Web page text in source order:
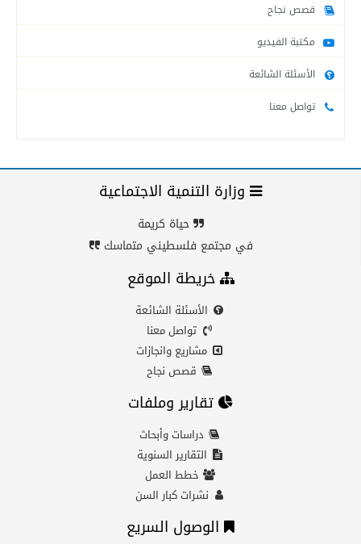
قصص نجاح
مكتبة الفيديو
الأسئلة الشائعة
تواصل معنا
وزارة التنمية الاجتماعية
حياة كريمة
في مجتمع فلسطيني متماسك
خريطة الموقع
الأسئلة الشائعة
تواصل معنا
مشاريع وانجازات
قصص نجاح
تقارير وملفات
دراسات وأبحاث
التقارير السنوية
خطط العمل
نشرات كبار السن
الوصول السريع